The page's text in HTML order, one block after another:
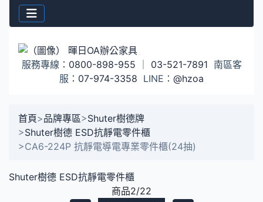
服務專線： 0800-898-955 03-521-7891 南區客
服： 07-974-3358 LINE： @hzoa
首頁>品牌專區>Shuter樹德牌
>Shuter樹德 ESD抗靜電零件櫃
>CA6-224P 抗靜電導電專業零件櫃(24抽)
Shuter樹德 ESD抗靜電零件櫃
商品2/22